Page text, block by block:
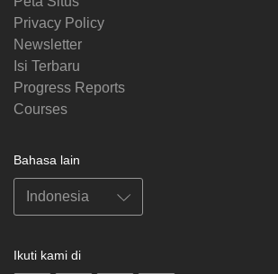
Privacy Policy
Newsletter
Isi Terbaru
Progress Reports
Courses
Bahasa lain
Ikuti kami di